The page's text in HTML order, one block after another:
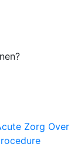
Zorg Over